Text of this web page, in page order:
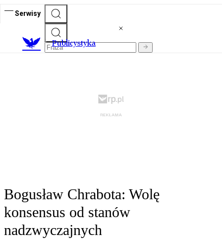
Serwisy
Publicystyka
Bogusław Chrabota: Wolę
konsensus od stanów
nadzwyczajnych